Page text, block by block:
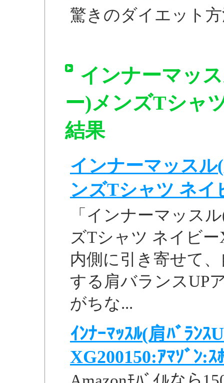
驚きのダイエット
インナーマッ
ー)メンズTシャ
結果
インナーマッス
ンズTシャツ ネイ
「インナーマッス
ズTシャツ ネイビ
内側に引き寄せて
する肩バランスUP
がちな...
ｲﾝﾅｰﾏｯｽﾙ(肩ﾊﾞﾗﾝｽ
XG200150:ｱﾏｿﾞﾝ:ｽ